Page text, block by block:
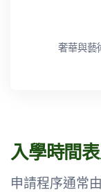
奢華與藝
入學時間
申請程序通常